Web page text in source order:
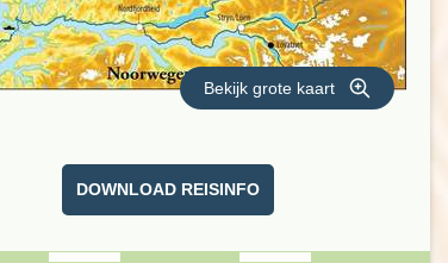
DOWNLOAD REISINFO